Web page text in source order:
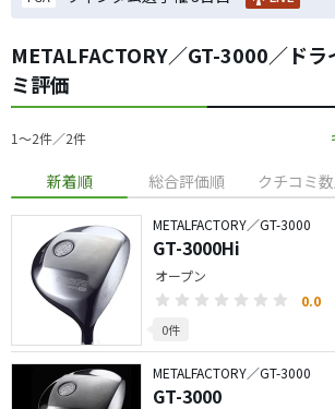
METALFACTORY／GT-3000／ドラ
ミ評価
1〜2件／2件
新着順 総合評価順 クチコミ
METALFACTORY／GT-3000
GT-3000Hi
オープン
0.0
0件
METALFACTORY／GT-3000
GT-3000